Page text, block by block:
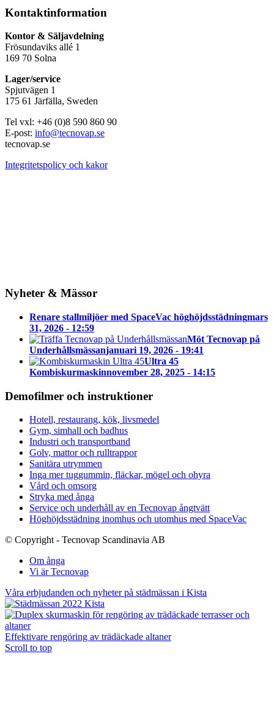
Kontaktinformation
Kontor & Säljavdelning
Frösundaviks allé 1
169 70 Solna
Lager/service
Spjutvägen 1
175 61 Järfälla, Sweden
Tel vxl: +46 (0)8 590 860 90
E-post: info@tecnovap.se
tecnovap.se
Integritetspolicy och kakor
Nyheter & Mässor
Renare stallmiljöer med SpaceVac höghöjdsstädningmars
31, 2026 - 12:59
Möt Tecnovap på
Underhållsmässanjanuari 19, 2026 - 19:41
Ultra 45
Kombiskurmaskinnovember 28, 2025 - 14:15
Demofilmer och instruktioner
Hotell, restaurang, kök, livsmedel
Gym, simhall och badhus
Industri och transportband
Golv, mattor och rulltrappor
Sanitära utrymmen
Inga mer tuggummin, fläckar, mögel och ohyra
Vård och omsorg
Stryka med ånga
Service och underhåll av en Tecnovap ångtvätt
Höghöjdsstädning inomhus och utomhus med SpaceVac
© Copyright - Tecnovap Scandinavia AB
Om ånga
Vi är Tecnovap
Våra erbjudanden och nyheter på städmässan i Kista
Effektivare rengöring av trädäckade altaner
Scroll to top